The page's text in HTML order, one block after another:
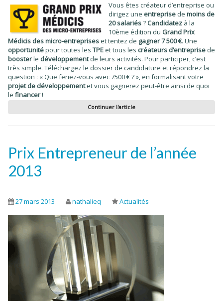
Vous êtes créateur d’entreprise ou
dirigez une entreprise de moins de
20 salariés?Candidatez à la
10ème édition du Grand Prix
Médicis des micro-entrepriseset tentez de gagner7 500 €. Une
opportunitépour toutes les TPEet tous les créateurs d’entreprise de
boosterle développementde leurs activités. Pour participer, c’est
très simple. Téléchargez le dossier de candidature et répondrez la
question : « Que feriez-vous avec 7500 € ? », en formalisant votre
projet de développementet vous gagnerez peut-être ainsi de quoi
le financer!
Continuer l'article
Prix Entrepreneur de l’année
2013
27 mars 2013 nathalieq Actualités